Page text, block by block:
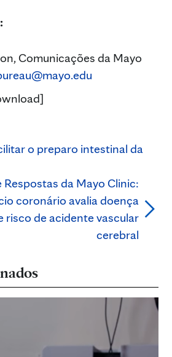
Comunicações da Mayo
o preparo intestinal da
Respostas da Mayo Clinic:
coronário avalia doença
risco de acidente vascular
cerebral